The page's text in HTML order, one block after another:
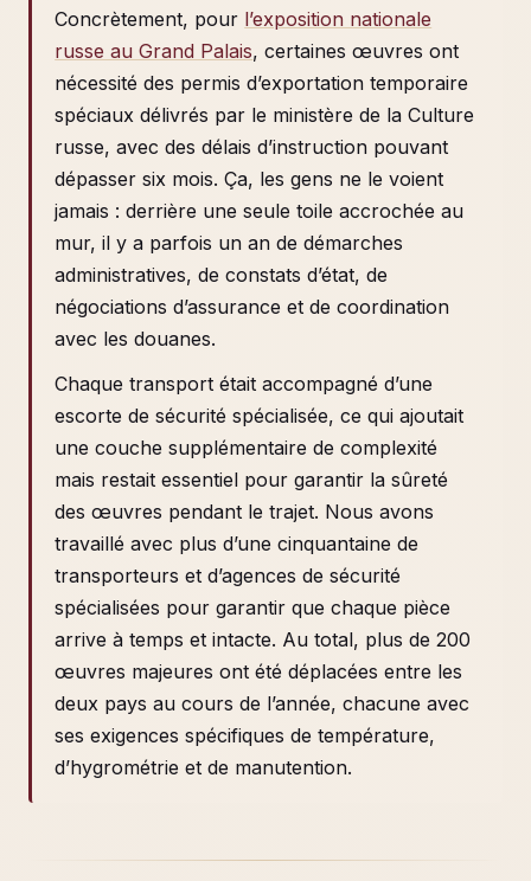
Concrètement, pour l’exposition nationale
russe au Grand Palais, certaines œuvres ont
nécessité des permis d’exportation temporaire
spéciaux délivrés par le ministère de la Culture
russe, avec des délais d’instruction pouvant
dépasser six mois. Ça, les gens ne le voient
jamais : derrière une seule toile accrochée au
mur, il y a parfois un an de démarches
administratives, de constats d’état, de
négociations d’assurance et de coordination
avec les douanes.
Chaque transport était accompagné d’une
escorte de sécurité spécialisée, ce qui ajoutait
une couche supplémentaire de complexité
mais restait essentiel pour garantir la sûreté
des œuvres pendant le trajet. Nous avons
travaillé avec plus d’une cinquantaine de
transporteurs et d’agences de sécurité
spécialisées pour garantir que chaque pièce
arrive à temps et intacte. Au total, plus de 200
œuvres majeures ont été déplacées entre les
deux pays au cours de l’année, chacune avec
ses exigences spécifiques de température,
d’hygrométrie et de manutention.